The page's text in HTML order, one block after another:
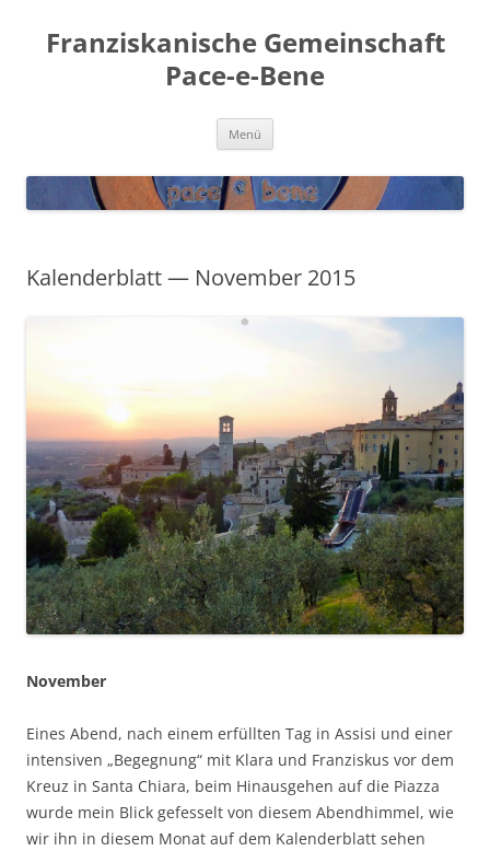
Franziskanische Gemeinschaft
Pace-e-Bene
Menü
Kalenderblatt — November 2015
Novem­ber
Eines Abend, nach einem erfüll­ten Tag in Assi­si und einer
inten­si­ven „Begeg­nung“ mit Kla­ra und Fran­zis­kus vor dem
Kreuz in San­ta Chia­ra, beim Hin­aus­ge­hen auf die Piaz­za
wur­de mein Blick gefes­selt von die­sem Abend­him­mel, wie
wir ihn in die­sem Monat auf dem Kalen­der­blatt sehen